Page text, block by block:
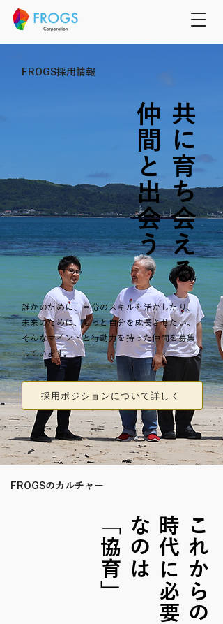
FROGS採用情報
共
に
育
ち
会
え
る
仲
間
と
出
会
う
誰かのために、自分のスキルを活かしたり、
未来のために、もっと自分を成長させたい。
そんなマインドと行動力を持った仲間を募集
しています。
採用ポジションについて詳しく
FROGSのカルチャー
こ
れ
か
ら
の
時
代
に
必
要
な
の
は
「協育」